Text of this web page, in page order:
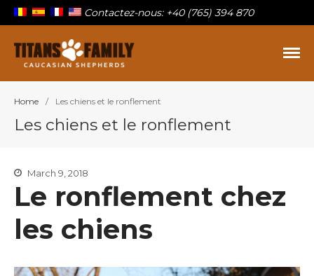
Nos titans
Contact
Contactez-nous: +40 (765) 394 870
Home / Les chiens et le ronflement
Les chiens et le ronflement
March 9, 2018
Le ronflement chez
les chiens